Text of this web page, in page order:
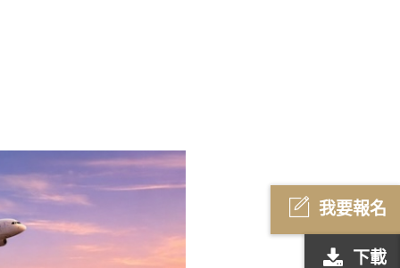
我要報名
下載